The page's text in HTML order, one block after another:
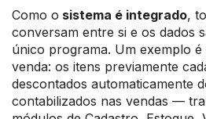
Como o sistema é integrado,
conversam entre si e os dados
único programa. Um exemplo
venda: os itens previamente
descontados automaticamente
contabilizados nas vendas —